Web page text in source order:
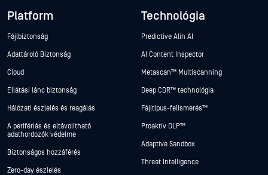
Platform
Fájlbiztonság
Adattároló Biztonság
Cloud
Ellátási lánc biztonság
Hálózati észlelés és reagálás
A perifériás és eltávolítható
adathordozók védelme
Biztonságos hozzáférés
Zero-day észlelés
Technológia
Predictive Alin AI
AI Content Inspector
Metascan™ Multiscanning
Deep CDR™ technológia
Fájltípus-felismerés™
Proaktív DLP™
Adaptive Sandbox
Threat Intelligence